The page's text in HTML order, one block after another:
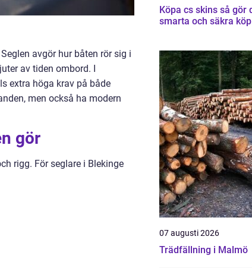
avgör hur båten rör sig i
av tiden ombord. I
extra höga krav på både
men också ha modern
gör
rigg. För seglare i Blekinge
Köpa cs skins så gör du
smarta och säkra köp
07 augusti 2026
Trädfällning i Malmö